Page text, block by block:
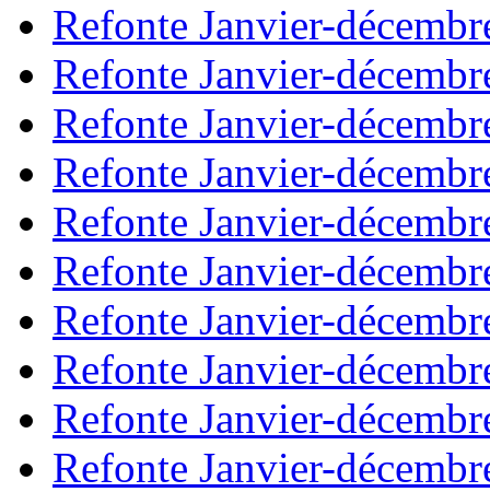
Refonte Janvier-
Refonte Janvier-
Refonte Janvier-
Refonte Janvier-
Refonte Janvier-
Refonte Janvier-
Refonte Janvier-
Refonte Janvier-
Refonte Janvier-
Refonte Janvier-